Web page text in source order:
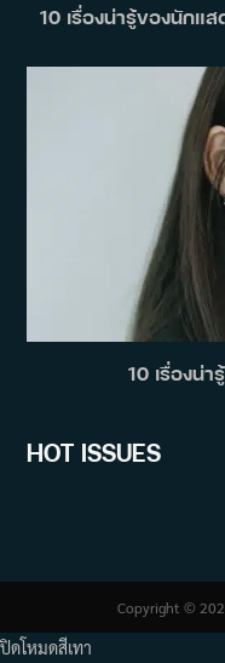
10 เรื่องน่ารู้ของนักแ
10 เรื่องน่
HOT ISSUES
Copyright ©
ปิดโหมดสีเทา